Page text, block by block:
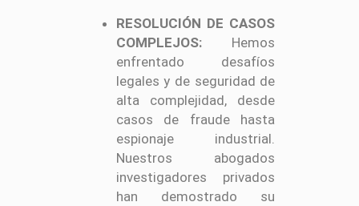
RESOLUCIÓN DE CASOS
COMPLEJOS:Hemos
enfrentado desafíos
legales y de seguridad de
alta complejidad, desde
casos de fraude hasta
espionaje industrial.
Nuestros abogados
investigadores privados
han demostrado su